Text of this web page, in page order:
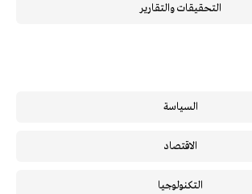
التحقيقات والتقارير
السياسة
الاقتصاد
التكنولوجيا